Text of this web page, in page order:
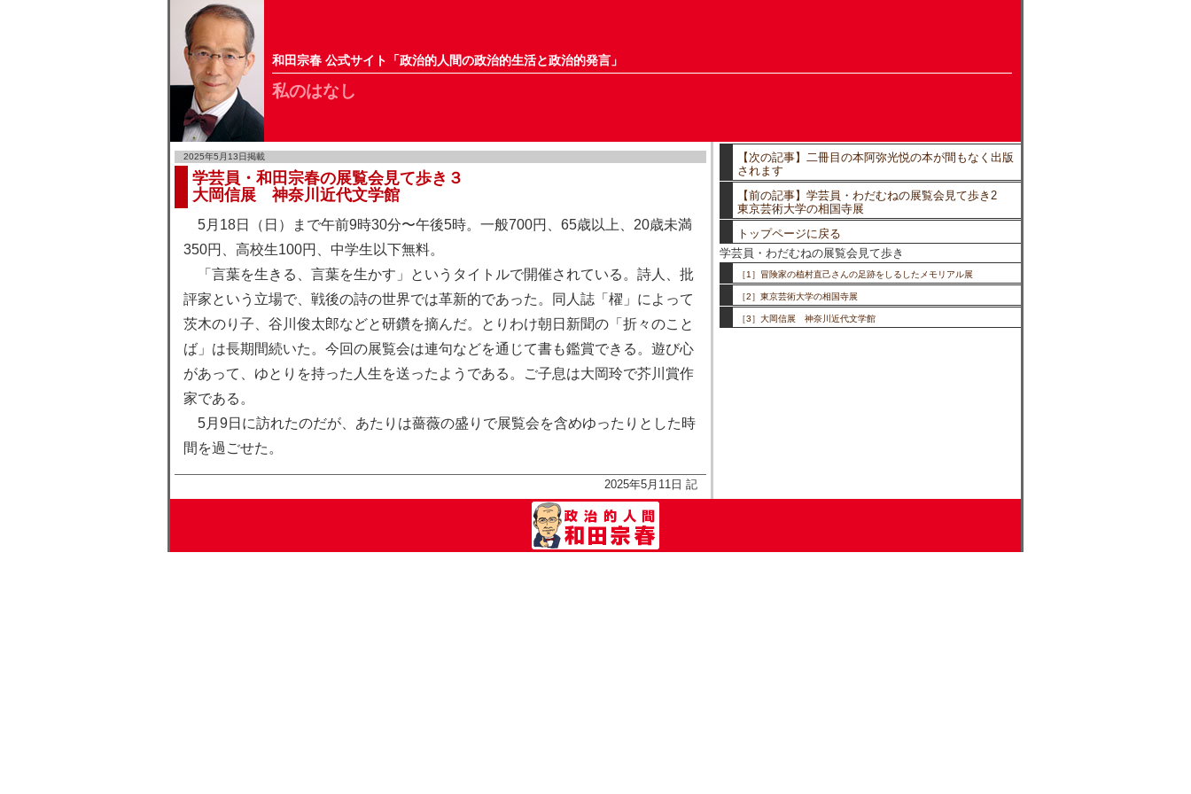
和田宗春 公式サイト「政治的人間の政治的生活と政治的発言」
私のはなし
2025年5月13日掲載
学芸員・和田宗春の展覧会見て歩き３
大岡信展 神奈川近代文学館
5月18日（日）まで午前9時30分〜午後5時。一般700円、65歳以上、20歳未満
350円、高校生100円、中学生以下無料。
「言葉を生きる、言葉を生かす」というタイトルで開催されている。詩人、批
評家という立場で、戦後の詩の世界では革新的であった。同人誌「櫂」によって
茨木のり子、谷川俊太郎などと研鑽を摘んだ。とりわけ朝日新聞の「折々のこと
ば」は長期間続いた。今回の展覧会は連句などを通じて書も鑑賞できる。遊び心
があって、ゆとりを持った人生を送ったようである。ご子息は大岡玲で芥川賞作
家である。
5月9日に訪れたのだが、あたりは薔薇の盛りで展覧会を含めゆったりとした時
間を過ごせた。
2025年5月11日 記
【次の記事】二冊目の本阿弥光悦の本が間もなく出版
されます
【前の記事】学芸員・わだむねの展覧会見て歩き2
東京芸術大学の相国寺展
トップページに戻る
学芸員・わだむねの展覧会見て歩き
［1］冒険家の植村直己さんの足跡をしるしたメモリアル展
［2］東京芸術大学の相国寺展
［3］大岡信展 神奈川近代文学館